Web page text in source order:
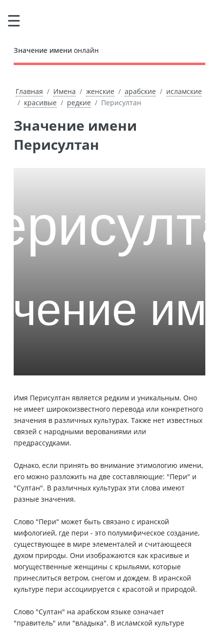
Значение имени онлайн
Главная Имена женские арабские
исламские
красивые
редкие Перисултан
Значение имени
Перисултан
Имя Перисултан является редким и уникальным. Оно
не имеет широкоизвестного перевода или конкретного
значения в различных культурах. Также нет известных
связей с народными верованиями или
предрассудками.
Однако, если принять во внимание этимологию имени,
его можно разложить на две составляющие: "Пери" и
"Султан". В различных культурах эти слова имеют
разные значения.
Слово "Пери" может быть связано с иранской
мифологией, где пери - это полумифическое создание,
существующее в мире элементалей и считающееся
духом природы. Они изображаются как красивые и
могущественные женщины с крыльями, которые
принеслиться ветром, снегом и дождем. В иранской
культуре пери ассоциируется с красотой и природой.
Слово "Султан" на арабском языке означает
"правитель" или "владыка". В исламской культуре